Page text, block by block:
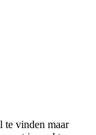
te vinden maar